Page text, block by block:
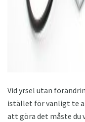
Vid yrsel utan
istället för vanligt te
att göra det måste du